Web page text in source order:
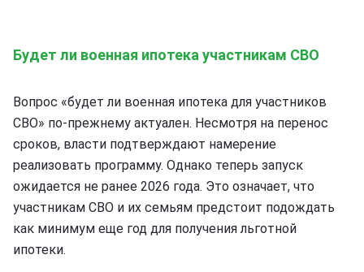
Будет ли военная ипотека участникам СВО
Вопрос «будет ли военная ипотека для участников
СВО» по-прежнему актуален. Несмотря на перенос
сроков, власти подтверждают намерение
реализовать программу. Однако теперь запуск
ожидается не ранее 2026 года. Это означает, что
участникам СВО и их семьям предстоит подождать
как минимум еще год для получения льготной
ипотеки.